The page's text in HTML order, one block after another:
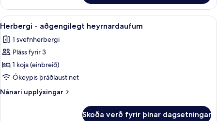
Room
with
Bunk
Skoða
allar
myndir
fyrir
Herbergi
-
aðgengilegt
heyrnardaufum
Rúmföt úr egypskri bómull, rúmföt
7
Herbergi - aðgengilegt heyrnardaufum
1 svefnherbergi
Pláss fyrir 3
1 koja (einbreið)
Ókeypis þráðlaust net
Nánari upplýsingar
Nánari
Skoða verð fyrir þínar dagsetningar